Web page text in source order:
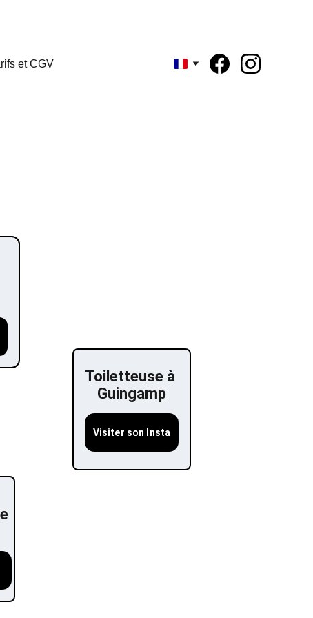
et CGV
Toiletteuse à
Guingamp
Visiter son Insta